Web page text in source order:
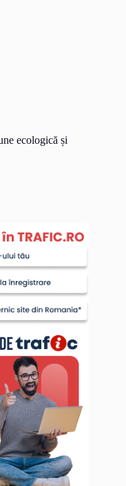
ecologică și